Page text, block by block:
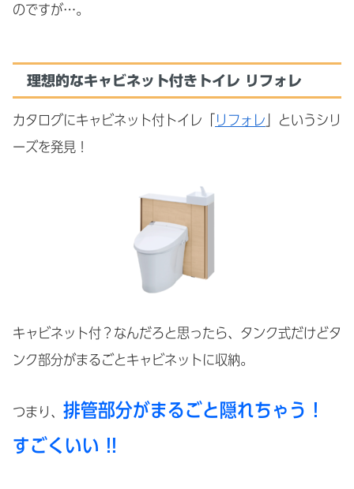
のですが…。
理想的なキャビネット付きトイレ リフォレ
カタログにキャビネット付トイレ「 リフォレ 」というシリ
ーズを発見！
キャビネット付？なんだろと思ったら、タンク式だけどタ
ンク部分がまるごとキャビネットに収納。
つまり、 排管部分がまるごと隠れちゃう !
すごくいい !!